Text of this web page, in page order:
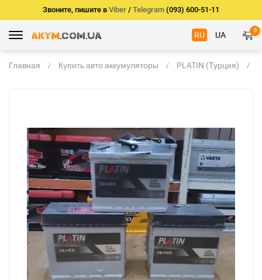
Звоните, пишите в Viber / Telegram (093) 600-51-11
RU UA 0
Главная Купить авто аккумуляторы PLATIN (Турция)